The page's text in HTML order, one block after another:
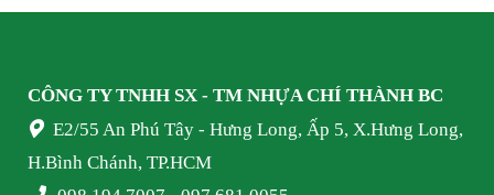
CÔNG TY TNHH SX - TM NHỰACHÍ THÀNH BC
E2/55 An Phú Tây - Hưng Long, Ấp 5, X.Hưng Long,
H.Bình Chánh, TP.HCM